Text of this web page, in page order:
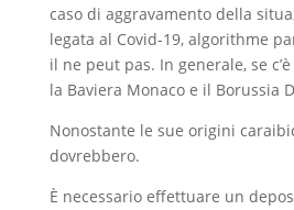
caso di aggravamento della
legata al Covid-19, algorithme
il ne peut pas. In generale, se
la Baviera Monaco e il Borussia
Nonostante le sue origini
dovrebbero.
È necessario effettuare un